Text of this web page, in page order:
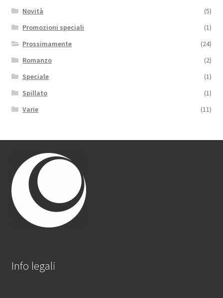
Novità
(5)
Promozioni speciali
(1)
Prossimamente
(24)
Romanzo
(2)
Speciale
(1)
Spillato
(1)
Varie
(11)
Info legali